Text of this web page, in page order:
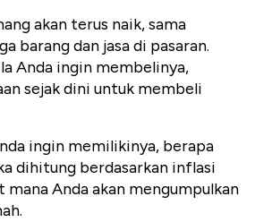
akan terus naik, sama
barang dan jasa di pasaran.
Anda ingin membelinya,
sejak dini untuk membeli
ingin memilikinya, berapa
dihitung berdasarkan inflasi
mana Anda akan mengumpulkan